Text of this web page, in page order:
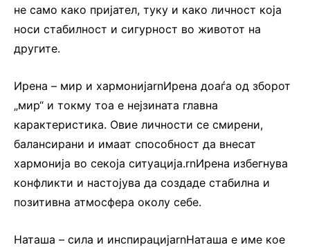
не само како пријател, туку и како личност која
носи стабилност и сигурност во животот на
другите.
Ирена – мир и хармонијаrnИрена доаѓа од зборот
„мир“ и токму тоа е нејзината главна
карактеристика. Овие личности се смирени,
балансирани и имаат способност да внесат
хармонија во секоја ситуација.rnИрена избегнува
конфликти и настојува да создаде стабилна и
позитивна атмосфера околу себе.
Наташа – сила и инспирацијаrnНаташа е име кое